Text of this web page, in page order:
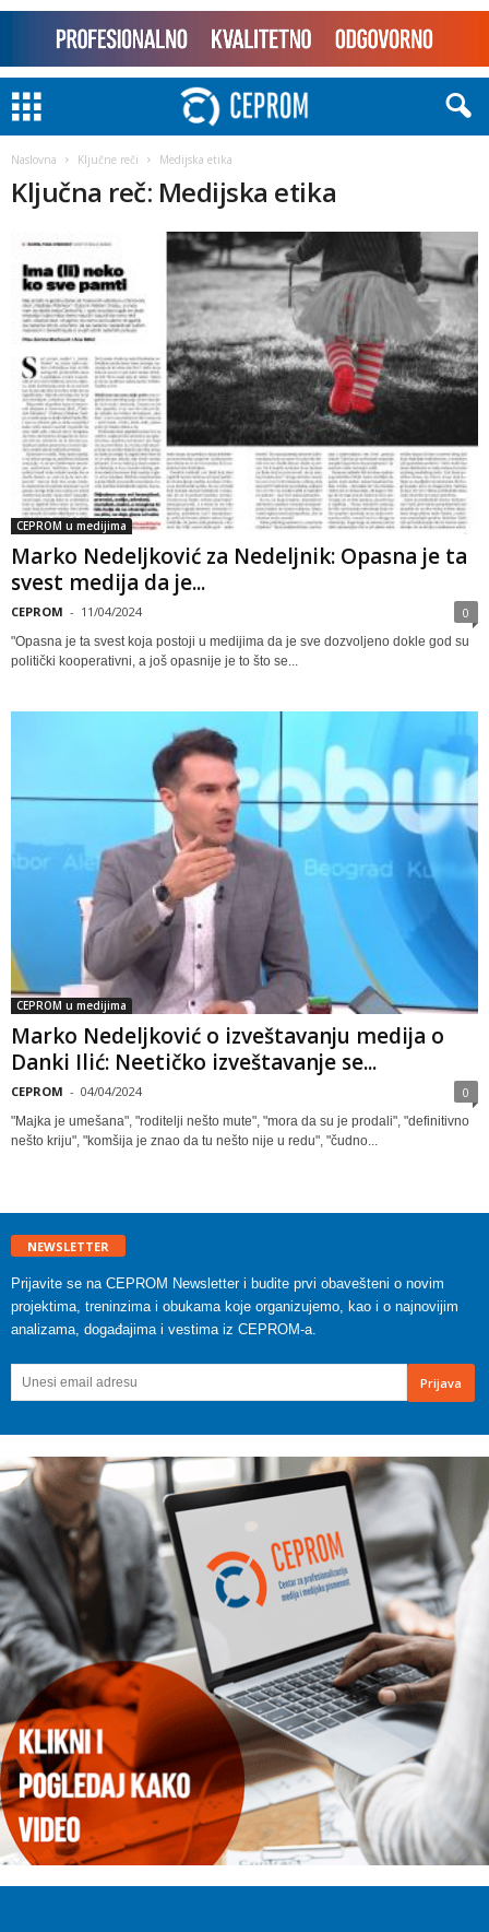
Naslovna Ključne reči Medijska etika
Ključna reč: Medijska etika
CEPROM u medijima
Marko Nedeljković za Nedeljnik: Opasna je ta
svest medija da je...
CEPROM - 11/04/2024 0
"Opasna je ta svest koja postoji u medijima da je sve dozvoljeno dokle god su
politički kooperativni, a još opasnije je to što se...
CEPROM u medijima
Marko Nedeljković o izveštavanju medija o
Danki Ilić: Neetičko izveštavanje se...
CEPROM - 04/04/2024 0
"Majka je umešana", "roditelji nešto mute", "mora da su je prodali", "definitivno
nešto kriju", "komšija je znao da tu nešto nije u redu", "čudno...
NEWSLETTER
Prijavite se na CEPROM Newsletter i budite prvi obavešteni o novim
projektima, treninzima i obukama koje organizujemo, kao i o najnovijim
analizama, događajima i vestima iz CEPROM-a.